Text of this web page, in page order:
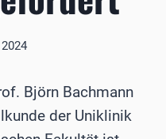
Björn Bachmann
der Uniklinik